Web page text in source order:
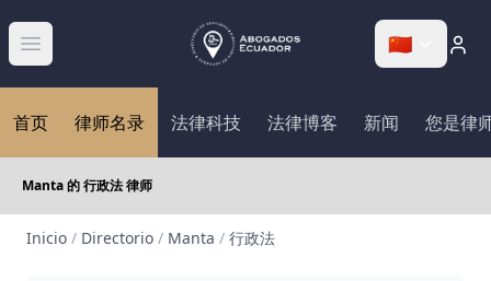
Abrir menú 🇨🇳
首页 律师名录 法律科技 法律博客 新闻 您是律
Manta 的 行政法 律师
Inicio / Directorio / Manta / 行政法